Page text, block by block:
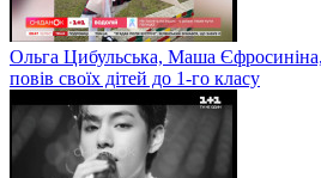
Ольга Цибульська, Маша
повів своїх дітей до 1-го класу